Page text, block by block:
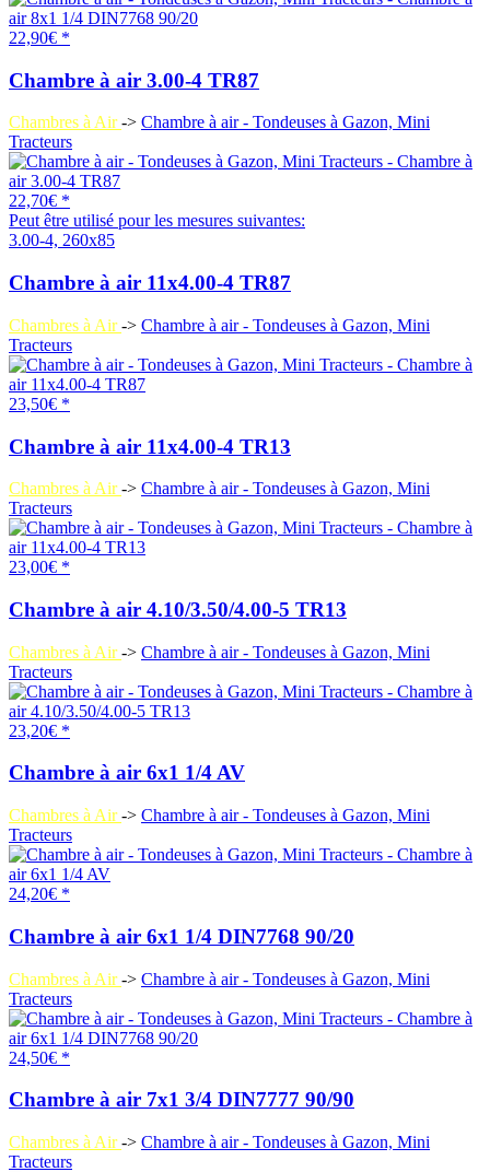
22,90€ *
Chambre à air 3.00-4 TR87
Chambres à Air-> Chambre à air - Tondeuses à Gazon, Mini
Tracteurs
22,70€ *
Peut être utilisé pour les mesures suivantes:
3.00-4, 260x85
Chambre à air 11x4.00-4 TR87
Chambres à Air-> Chambre à air - Tondeuses à Gazon, Mini
Tracteurs
23,50€ *
Chambre à air 11x4.00-4 TR13
Chambres à Air-> Chambre à air - Tondeuses à Gazon, Mini
Tracteurs
23,00€ *
Chambre à air 4.10/3.50/4.00-5 TR13
Chambres à Air-> Chambre à air - Tondeuses à Gazon, Mini
Tracteurs
23,20€ *
Chambre à air 6x1 1/4 AV
Chambres à Air-> Chambre à air - Tondeuses à Gazon, Mini
Tracteurs
24,20€ *
Chambre à air 6x1 1/4 DIN7768 90/20
Chambres à Air-> Chambre à air - Tondeuses à Gazon, Mini
Tracteurs
24,50€ *
Chambre à air 7x1 3/4 DIN7777 90/90
Chambres à Air-> Chambre à air - Tondeuses à Gazon, Mini
Tracteurs